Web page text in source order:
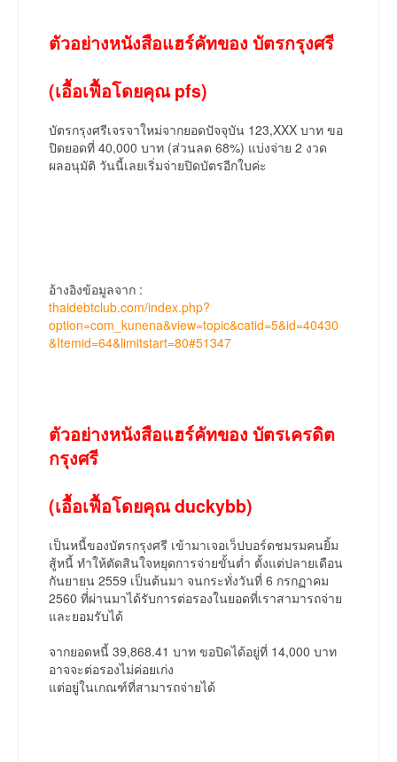
ตัวอย่างหนังสือแฮร์คัทของ บัตรกรุงศรี
(เอื้อเฟื้อโดยคุณ pfs)
บัตรกรุงศรีเจรจาใหม่จากยอดปัจจุบัน 123,XXX บาท ขอ
ปิดยอดที่ 40,000 บาท (ส่วนลด 68%) แบ่งจ่าย 2 งวด
ผลอนุมัติ วันนี้เลยเริ่มจ่ายปิดบัตรอีกใบค่ะ
อ้างอิงข้อมูลจาก :
thaidebtclub.com/index.php?
option=com_kunena&view=topic&catid=5&id=40430
&Itemid=64&limitstart=80#51347
ตัวอย่างหนังสือแฮร์คัทของ บัตรเครดิต
กรุงศรี
(เอื้อเฟื้อโดยคุณ duckybb)
เป็นหนี้ของบัตรกรุงศรี เข้ามาเจอเว็ปบอร์ดชมรมคนยิ้ม
สู้หนี้ ทำให้ตัดสินใจหยุดการจ่ายขั้นต่ำ ตั้งแต่ปลายเดือน
กันยายน 2559 เป็นต้นมา จนกระทั่งวันที่ 6 กรกฏาคม
2560 ที่่ผ่านมาได้รับการต่อรองในยอดที่เราสามารถจ่าย
และยอมรับได้
จากยอดหนี้ 39,868.41 บาท ขอปิดได้อยู่ที่ 14,000 บาท
อาจจะต่อรองไม่ค่อยเก่ง
แต่อยู่ในเกณฑ์ที่สามารถจ่ายได้